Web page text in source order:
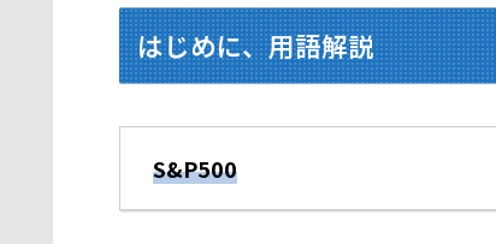
はじめに、用語解説
S&P500